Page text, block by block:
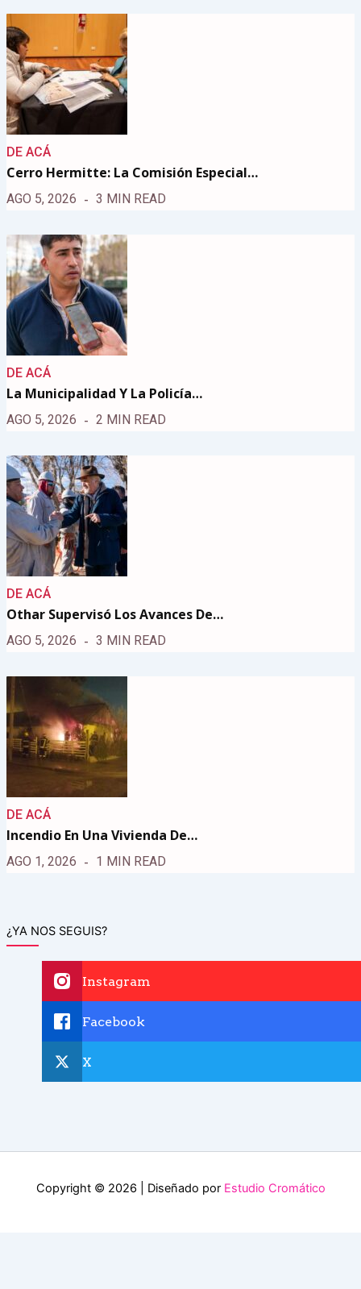
DE ACÁ
Cerro Hermitte: La Comisión Especial…
AGO 5, 2026 3 MIN READ
DE ACÁ
La Municipalidad Y La Policía…
AGO 5, 2026 2 MIN READ
DE ACÁ
Othar Supervisó Los Avances De…
AGO 5, 2026 3 MIN READ
DE ACÁ
Incendio En Una Vivienda De…
AGO 1, 2026 1 MIN READ
¿YA NOS SEGUIS?
Instagram
Facebook
X
Copyright © 2026 | Diseñado por Estudio Cromático